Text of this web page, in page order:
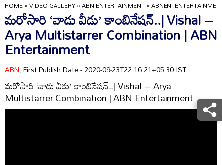
HOME»VIDEO GALLERY»ABN ENTERTAINMENT»
మరోసారి ‘వాడు వీడు’ కాంబినేషన్..| Vishal –
Arya Multistarrer Combination | ABN
Entertainment
ABN, First Publish Date - 2020-09-23T22:16:21+05:30 IST
మరోసారి ‘వాడు వీడు’ కాంబినేషన్..| Vishal – Arya
Multistarrer Combination | ABN Entertainment